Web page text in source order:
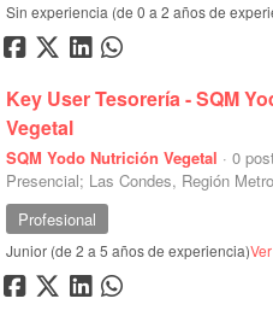
Sin experiencia (de 0 a 2 años de
Key User Tesorería - SQM
Vegetal
SQM Yodo Nutrición Vegetal ·
Presencial; Las Condes, Región
0
Profesional
Junior (de 2 a 5 años de experiencia)